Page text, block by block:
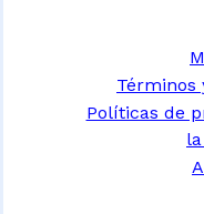
Términos
Políticas de